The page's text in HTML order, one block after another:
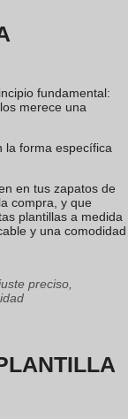
fundamental:
merece una
la forma específica
en tus zapatos de
compra, y que
plantillas a medida
y una comodidad
preciso,